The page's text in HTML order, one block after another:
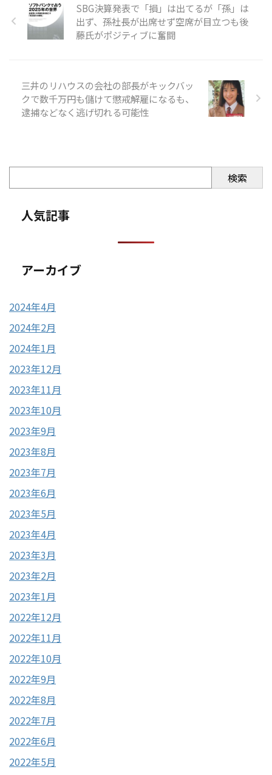
SBG決算発表で「損」は出てるが「孫」は
出ず、孫社長が出席せず空席が目立つも後
藤氏がポジティブに奮闘
三井のリハウスの会社の部長がキックバッ
クで数千万円も儲けて懲戒解雇になるも、
逮捕などなく逃げ切れる可能性
検索
人気記事
アーカイブ
2024年4月
2024年2月
2024年1月
2023年12月
2023年11月
2023年10月
2023年9月
2023年8月
2023年7月
2023年6月
2023年5月
2023年4月
2023年3月
2023年2月
2023年1月
2022年12月
2022年11月
2022年10月
2022年9月
2022年8月
2022年7月
2022年6月
2022年5月